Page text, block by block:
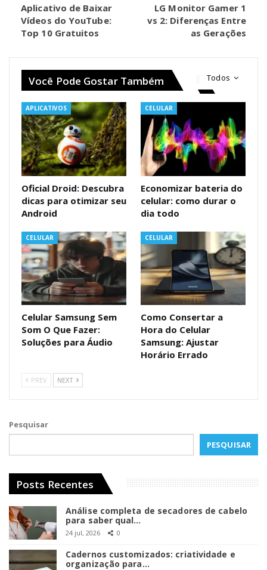
Aplicativo de Baixar
Vídeos do YouTube:
Top 10 Gratuitos
LG Monitor Gamer 1
vs 2: Diferenças Entre
as Gerações
Todos
Você Pode Gostar Também
APLICATIVOS
Oficial Droid: Descubra
dicas para otimizar seu
Android
CELULAR
Economizar bateria do
celular: como durar o
dia todo
CELULAR
Celular Samsung Sem
Som O Que Fazer:
Soluções para Áudio
CELULAR
Como Consertar a
Hora do Celular
Samsung: Ajustar
Horário Errado
PREV NEXT
Pesquisar
PESQUISAR
Posts Recentes
Análise completa de secadores de cabelo
para saber qual…
24 jul, 2026 0
Cadernos customizados: criatividade e
organização para…